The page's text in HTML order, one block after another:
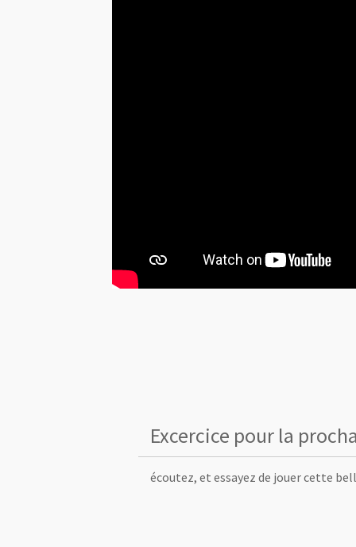
Excercice pour la
écoutez, et essayez de jouer cette